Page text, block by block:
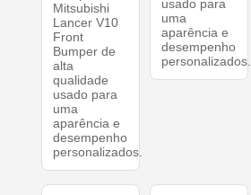
Mitsubishi
Lancer V10
Front
Bumper de
alta
qualidade
usado para
uma
aparência e
desempenho
personalizados.
usado para
uma
aparência e
desempenho
personalizados.